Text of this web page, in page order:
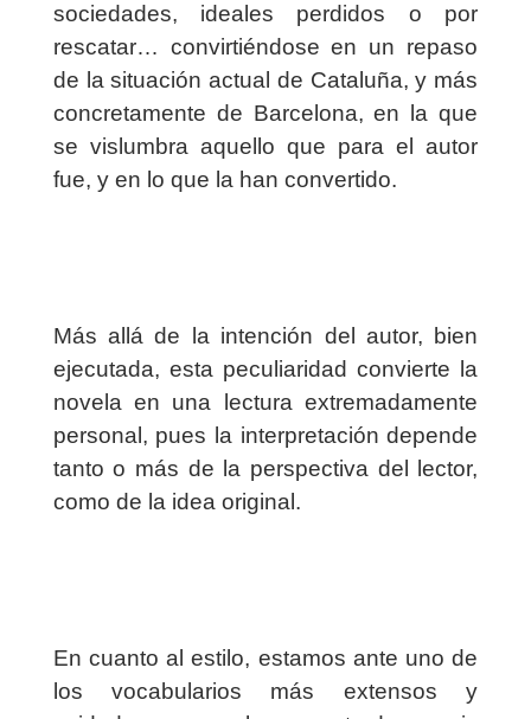
sociedades, ideales perdidos o por
rescatar… convirtiéndose en un repaso
de la situación actual de Cataluña, y más
concretamente de Barcelona, en la que
se vislumbra aquello que para el autor
fue, y en lo que la han convertido.
Más allá de la intención del autor, bien
ejecutada, esta peculiaridad convierte la
novela en una lectura extremadamente
personal, pues la interpretación depende
tanto o más de la perspectiva del lector,
como de la idea original.
En cuanto al estilo, estamos ante uno de
los vocabularios más extensos y